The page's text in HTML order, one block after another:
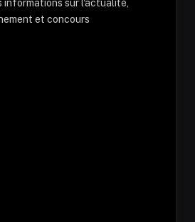
informations sur l'actualité,
et concours